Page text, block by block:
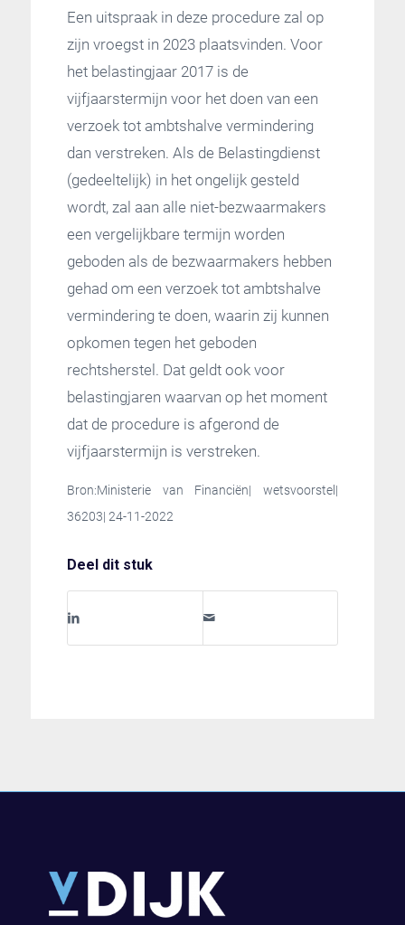
Een uitspraak in deze procedure zal op
zijn vroegst in 2023 plaatsvinden. Voor
het belastingjaar 2017 is de
vijfjaarstermijn voor het doen van een
verzoek tot ambtshalve vermindering
dan verstreken. Als de Belastingdienst
(gedeeltelijk) in het ongelijk gesteld
wordt, zal aan alle niet-bezwaarmakers
een vergelijkbare termijn worden
geboden als de bezwaarmakers hebben
gehad om een verzoek tot ambtshalve
vermindering te doen, waarin zij kunnen
opkomen tegen het geboden
rechtsherstel. Dat geldt ook voor
belastingjaren waarvan op het moment
dat de procedure is afgerond de
vijfjaarstermijn is verstreken.
Bron:Ministerie van Financiën| wetsvoorstel|
36203| 24-11-2022
Deel dit stuk